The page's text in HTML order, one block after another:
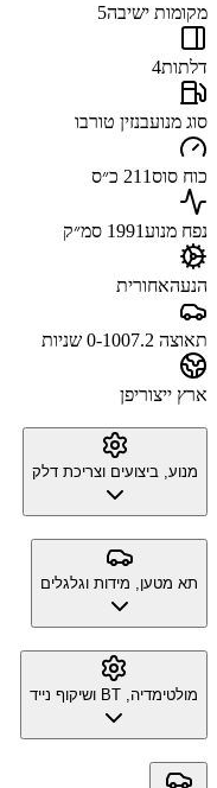
מקומות ישיבה5
דלתות4
סוג מנועבנזין טורבו
כוח סוס211 כ״ס
נפח מנוע1991 סמ״ק
הנעהאחורית
תאוצה 0-100 7.2 שניות
ארץ ייצוריפן
מנוע, ביצועים וצריכת דלק
תא מטען, מידות וגלגלים
מולטימדיה, BT ושיקוף נייד